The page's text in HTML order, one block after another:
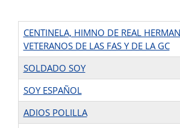
CENTINELA, HIMNO DE REAL
VETERANOS DE LAS FAS Y DE LA GC
SOLDADO SOY
SOY ESPAÑOL
ADIOS POLILLA